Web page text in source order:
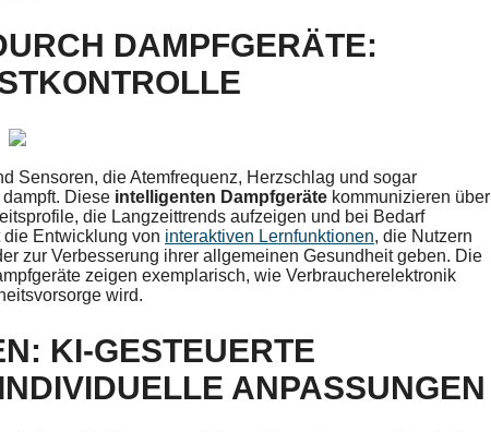
DAMPFGERÄTE:
Sensoren, die Atemfrequenz, Herzschlag und sogar
Diese intelligenten Dampfgeräte kommunizieren über
die Langzeittrends aufzeigen und bei Bedarf
Entwicklung von interaktiven Lernfunktionen, die Nutzern
zur Verbesserung ihrer allgemeinen Gesundheit geben. Die
zeigen exemplarisch, wie Verbraucherelektronik
wird.
KI-GESTEUERTE
ANPASSUNGEN